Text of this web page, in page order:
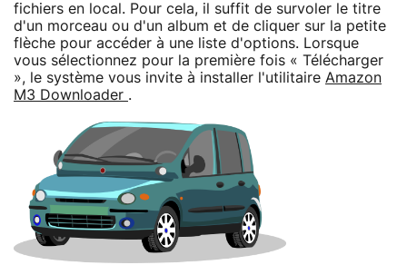
fichiers en local. Pour cela, il suffit de survoler le titre
d'un morceau ou d'un album et de cliquer sur la petite
flèche pour accéder à une liste d'options. Lorsque
vous sélectionnez pour la première fois « Télécharger
», le système vous invite à installer l'utilitaire Amazon
M3 Downloader .